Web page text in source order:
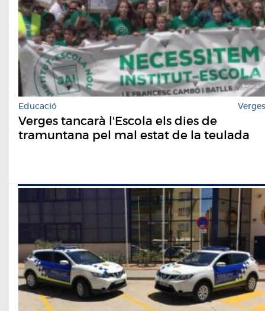
Educació Verges
Verges tancarà l'Escola els dies de
tramuntana pel mal estat de la teulada